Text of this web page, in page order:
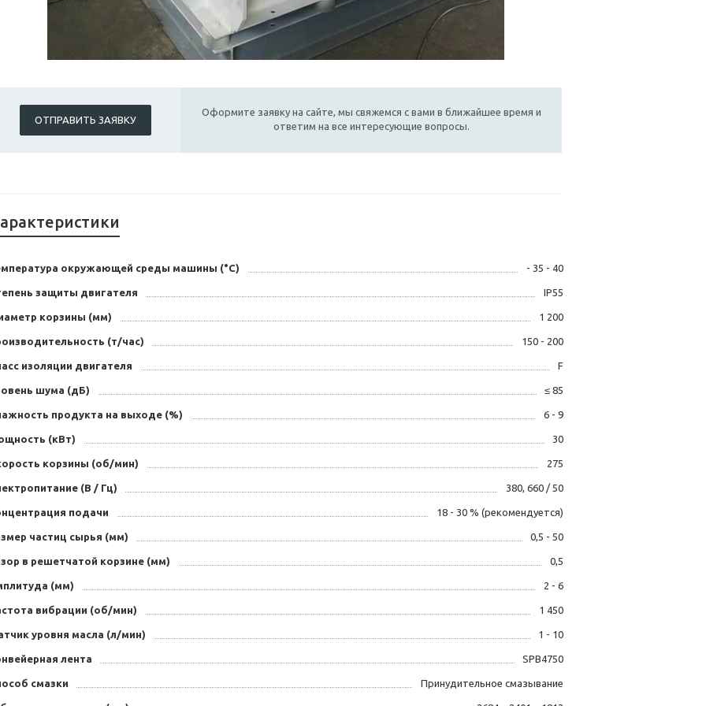
ОТПРАВИТЬ ЗАЯВКУ
Оформите заявку на сайте, мы свяжемся с вами в ближайшее время и
ответим на все интересующие вопросы.
окружающей среды машины (°С) - 35 - 40
защиты двигателя IP55
корзины (мм) 1 200
(т/час) 150 - 200
изоляции двигателя F
шума (дБ) ≤ 85
продукта на выходе (%) 6 - 9
(кВт) 30
корзины (об/мин) 275
(В / Гц) 380, 660 / 50
подачи 18 - 30 % (рекомендуется)
частиц сырья (мм) 0,5 - 50
в решетчатой корзине (мм) 0,5
(мм) 2 - 6
вибрации (об/мин) 1 450
уровня масла (л/мин) 1 - 10
лента SPB4750
смазки Принудительное смазывание